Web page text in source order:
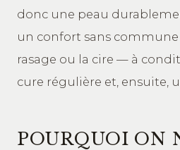
donc une peau
un confort sans commune
rasage ou la cire — à
cure régulière et, ensuite,
POURQUOI ON